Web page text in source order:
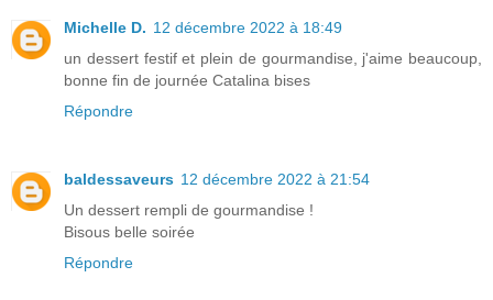
Michelle D. 12 décembre 2022 à 18:49
un dessert festif et plein de gourmandise, j'aime beaucoup,
bonne fin de journée Catalina bises
Répondre
baldessaveurs 12 décembre 2022 à 21:54
Un dessert rempli de gourmandise !
Bisous belle soirée
Répondre